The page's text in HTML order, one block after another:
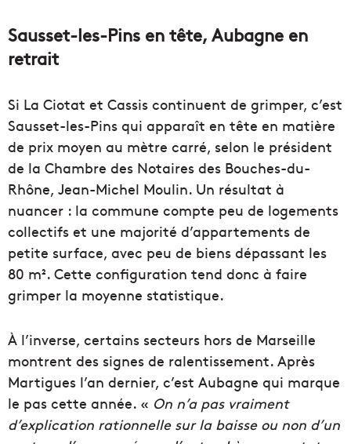
Sausset-les-Pins en tête, Aubagne en
retrait
Si La Ciotat et Cassis continuent de grimper, c’est
Sausset-les-Pins qui apparaît en tête en matière
de prix moyen au mètre carré, selon le président
de la Chambre des Notaires des Bouches-du-
Rhône, Jean-Michel Moulin. Un résultat à
nuancer : la commune compte peu de logements
collectifs et une majorité d’appartements de
petite surface, avec peu de biens dépassant les
80 m². Cette configuration tend donc à faire
grimper la moyenne statistique.
À l’inverse, certains secteurs hors de Marseille
montrent des signes de ralentissement. Après
Martigues l’an dernier, c’est Aubagne qui marque
le pas cette année. « On n’a pas vraiment
d’explication rationnelle sur la baisse ou non d’un